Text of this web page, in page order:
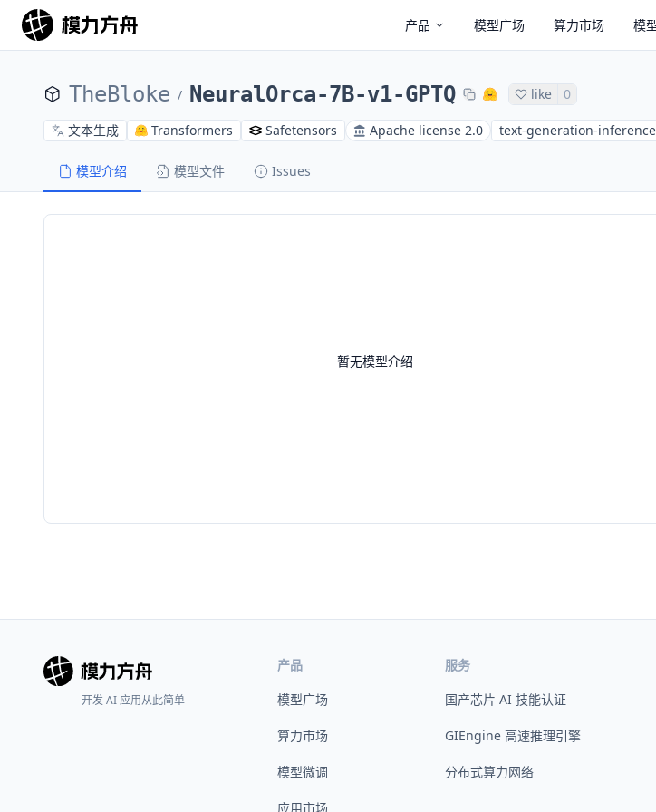
产品 模型广场 算力市场 模
TheBloke / NeuralOrca-7B-v1-GPTQ like 0
文本生成 Transformers Safetensors Apache license 2.0 text-generation-inference
模型介绍 模型文件 Issues
暂无模型介绍
开发 AI 应用从此简单
产品
模型广场
算力市场
模型微调
应用市场
服务
国产芯片 AI 技能认证
GIEngine 高速推理引擎
分布式算力网络